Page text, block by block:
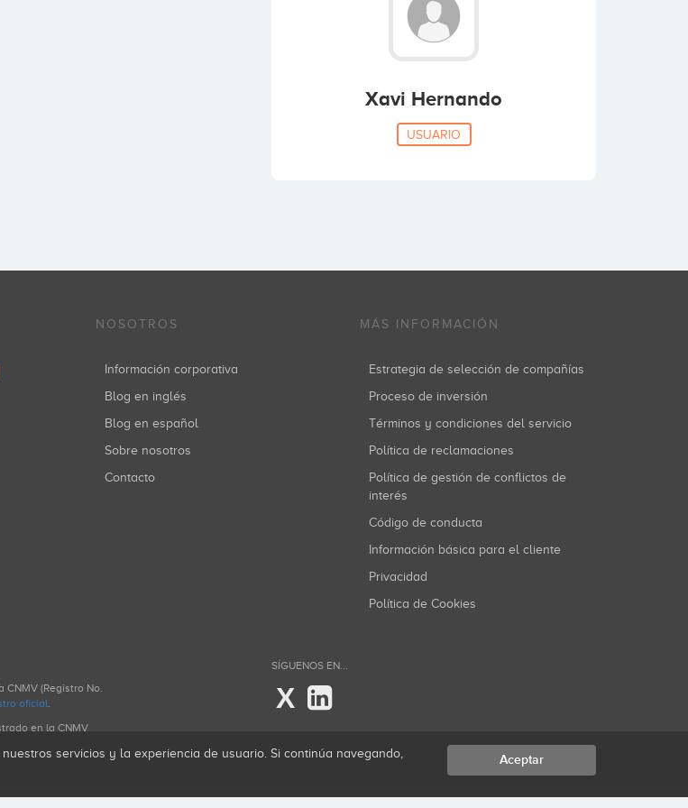
Xavi Hernando
USUARIO
NOSOTROS
Información corporativa
Blog en inglés
Blog en español
Sobre nosotros
Contacto
MÁS INFORMACIÓN
Estrategia de selección de compañías
Proceso de inversión
Términos y condiciones del servicio
Política de reclamaciones
Política de gestión de conflictos de
interés
Código de conducta
Información básica para el cliente
Privacidad
Política de Cookies
(Registro No.
oficial.
en la CNMV
SÍGUENOS EN...
X
servicios y la experiencia de usuario. Si continúa navegando,
Aceptar